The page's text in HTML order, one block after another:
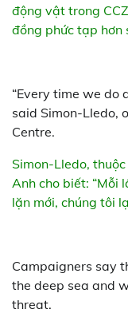
động vật trong
đồng phức tạp hơn
“Every time we do
said Simon-Lledo,
Centre.
Simon-Lledo,
Anh cho biết: “Mỗi
lặn mới, chúng tôi
Campaigners say
the deep sea and
threat.